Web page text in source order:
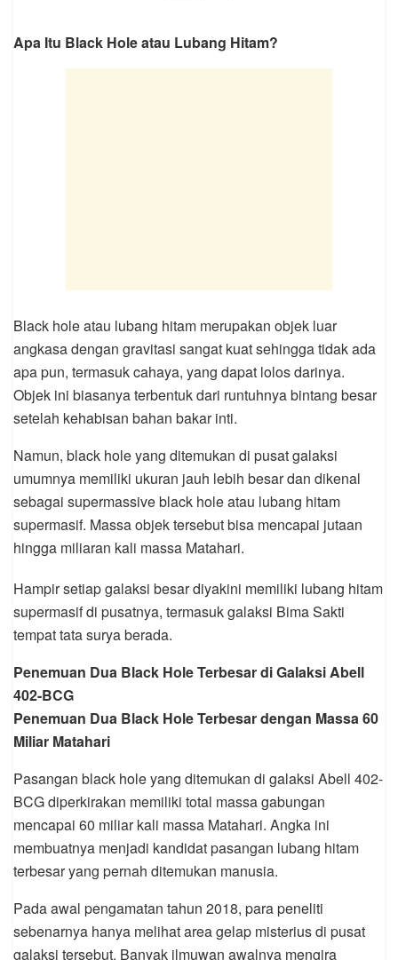
Apa Itu Black Hole atau Lubang Hitam?
Black hole atau lubang hitam merupakan objek luar
angkasa dengan gravitasi sangat kuat sehingga tidak ada
apa pun, termasuk cahaya, yang dapat lolos darinya.
Objek ini biasanya terbentuk dari runtuhnya bintang besar
setelah kehabisan bahan bakar inti.
Namun, black hole yang ditemukan di pusat galaksi
umumnya memiliki ukuran jauh lebih besar dan dikenal
sebagai supermassive black hole atau lubang hitam
supermasif. Massa objek tersebut bisa mencapai jutaan
hingga miliaran kali massa Matahari.
Hampir setiap galaksi besar diyakini memiliki lubang hitam
supermasif di pusatnya, termasuk galaksi Bima Sakti
tempat tata surya berada.
Penemuan Dua Black Hole Terbesar di Galaksi Abell
402-BCG
Penemuan Dua Black Hole Terbesar dengan Massa 60
Miliar Matahari
Pasangan black hole yang ditemukan di galaksi Abell 402-
BCG diperkirakan memiliki total massa gabungan
mencapai 60 miliar kali massa Matahari. Angka ini
membuatnya menjadi kandidat pasangan lubang hitam
terbesar yang pernah ditemukan manusia.
Pada awal pengamatan tahun 2018, para peneliti
sebenarnya hanya melihat area gelap misterius di pusat
galaksi tersebut. Banyak ilmuwan awalnya mengira